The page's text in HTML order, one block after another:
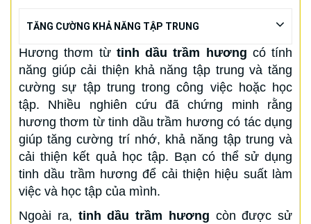
TĂNG CƯỜNG KHẢ NĂNG TẬP TRUNG
Hương thơm từ tinh dầu trầm hương có tính
năng giúp cải thiện khả năng tập trung và tăng
cường sự tập trung trong công việc hoặc học
tập. Nhiều nghiên cứu đã chứng minh rằng
hương thơm từ tinh dầu trầm hương có tác dụng
giúp tăng cường trí nhớ, khả năng tập trung và
cải thiện kết quả học tập. Bạn có thể sử dụng
tinh dầu trầm hương để cải thiện hiệu suất làm
việc và học tập của mình.
Ngoài ra, tinh dầu trầm hương còn được sử